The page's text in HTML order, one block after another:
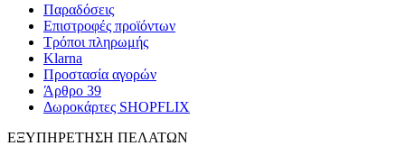
Παραδόσεις
Επιστροφές προϊόντων
Τρόποι πληρωμής
Klarna
Προστασία αγορών
Άρθρο 39
Δωροκάρτες SHOPFLIX
ΕΞΥΠΗΡΕΤΗΣΗ ΠΕΛΑΤΩΝ